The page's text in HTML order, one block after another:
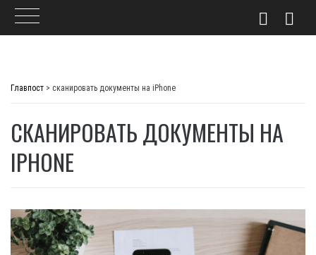
Главпост > сканировать документы на iPhone
СКАНИРОВАТЬ ДОКУМЕНТЫ НА
IPHONE